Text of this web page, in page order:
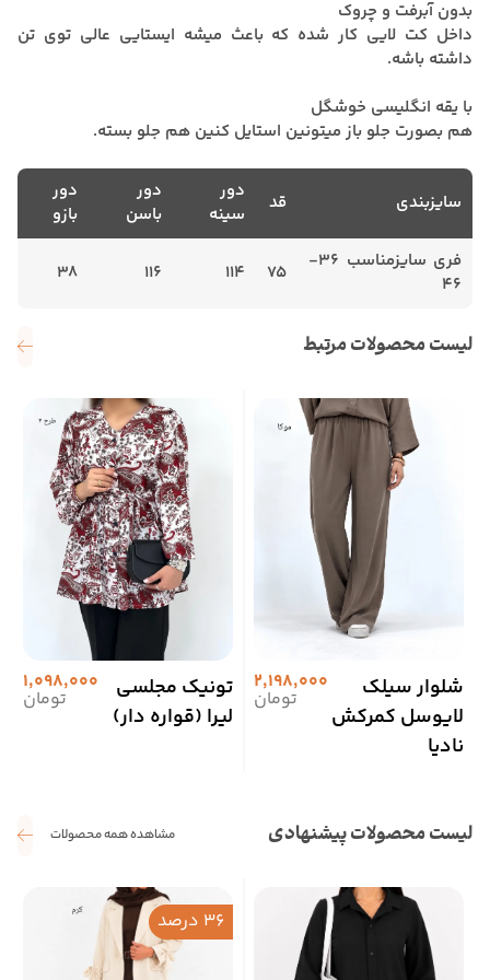
بدون آبرفت و چروک
داخل کت لایی کار شده که باعث میشه ایستایی عالی توی تن
داشته باشه.
با یقه انگلیسی خوشگل
هم بصورت جلو باز میتونین استایل کنین هم جلو بسته.
سایزبندی قد
دور
سینه
دور
باسن
دور
بازو
فری سایزمناسب 36-
46
75
114
116
38
لیست محصولات مرتبط
شلوار سیلک
لایوسل کمرکش
نادیا
2,198,000
تومان
تونیک مجلسی
لیرا (قواره دار)
1,098,000
تومان
لیست محصولات پیشنهادی مشاهده همه محصولات
36 درصد